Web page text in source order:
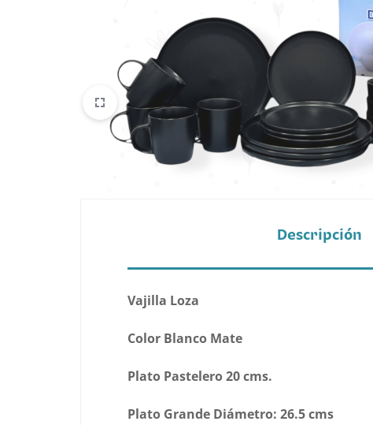
Electrónicos y Accesorios
Moda
Descripción
Vajilla Loza
Color Blanco Mate
Plato Pastelero 20 cms.
Plato Grande Diámetro: 26.5 cms